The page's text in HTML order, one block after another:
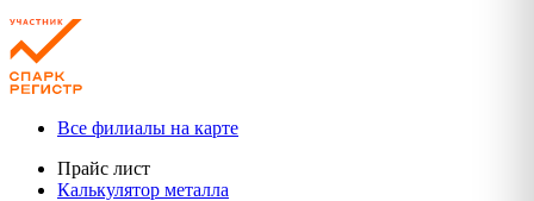
Все филиалы на карте
Прайс лист
Калькулятор металла